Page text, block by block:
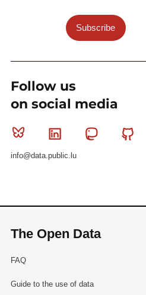
Subscribe
Follow us
on social media
Bluesky Linkedin Mastodon
info@data.public.lu
The Open Data
FAQ
Guide to the use of data